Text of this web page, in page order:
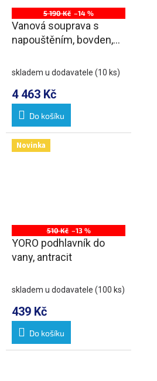
5 190 Kč –14 %
Vanová souprava s
napouštěním, bovden,
72mm, bílá
skladem u dodavatele (10 ks)
4 463 Kč
Do košíku
Novinka
510 Kč –13 %
YORO podhlavník do
vany, antracit
skladem u dodavatele (100 ks)
439 Kč
Do košíku